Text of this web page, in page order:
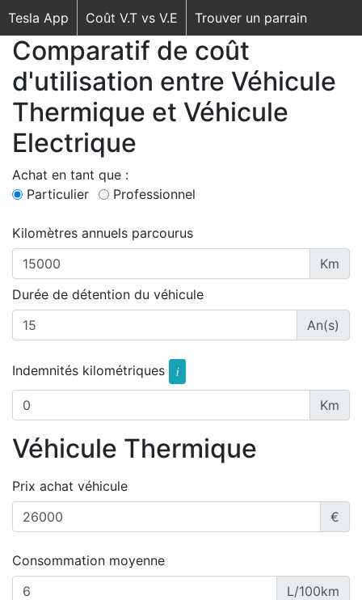
Tesla App Coût V.T vs V.E Trouver un parrain
Comparatif de coût
d'utilisation entre Véhicule
Thermique et Véhicule
Electrique
Achat en tant que :
Particulier
Professionnel
Kilomètres annuels parcourus
Km
Durée de détention du véhicule
An(s)
Indemnités kilométriques i
Km
Véhicule Thermique
Prix achat véhicule
€
Consommation moyenne
L/100km